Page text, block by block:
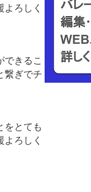
ろしく
きるこ
繋ぎでチ
をとても
ろしく